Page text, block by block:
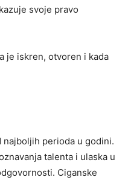
svoje pravo
je iskren, otvoren i kada
najboljih perioda u godini.
talenta i ulaska u
Ciganske